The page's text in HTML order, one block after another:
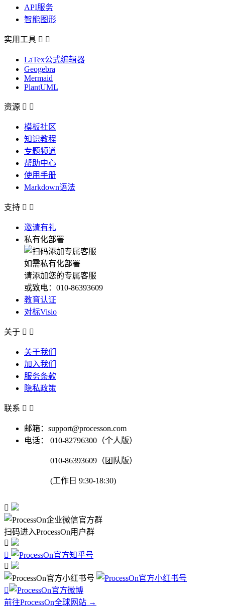
API服务
智能图形
实用工具  
LaTex公式编辑器
Geogebra
Mermaid
PlantUML
资源  
模板社区
知识教程
专题频道
帮助中心
使用手册
Markdown语法
支持  
邀请有礼
私有化部署
如需私有化部署
请添加您的专属客服
或致电：010-86393609
教育认证
对标Visio
关于  
关于我们
加入我们
服务条款
隐私政策
联系  
邮箱：support@processon.com
电话：
010-82796300（个人版）
010-86393609（团队版）
(工作日 9:30-18:30)

扫码进入ProcessOn用户群




前往ProcessOn全球网站 →